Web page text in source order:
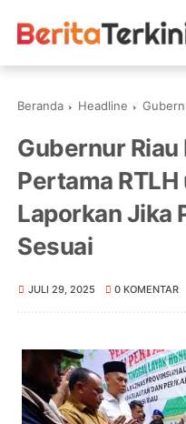
Beranda Headline Gubernur Riau
Gubernur
Pertama
Laporkan Jika
Sesuai
JULI 29, 2025 0 KOMENTAR